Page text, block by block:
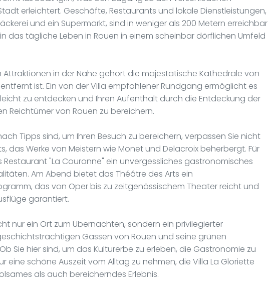
erleichtert. Geschäfte, Restaurants und lokale Dienstleistungen,
und ein Supermarkt, sind in weniger als 200 Metern erreichbar
das tägliche Leben in Rouen in einem scheinbar dörflichen Umfeld
Attraktionen in der Nähe gehört die majestätische Kathedrale von
ist. Ein von der Villa empfohlener Rundgang ermöglicht es
zu entdecken und Ihren Aufenthalt durch die Entdeckung der
Reichtümer von Rouen zu bereichern.
Tipps sind, um Ihren Besuch zu bereichern, verpassen Sie nicht
das Werke von Meistern wie Monet und Delacroix beherbergt. Für
"La Couronne" ein unvergessliches gastronomisches
Am Abend bietet das Théâtre des Arts ein
das von Oper bis zu zeitgenössischem Theater reicht und
garantiert.
nur ein Ort zum Übernachten, sondern ein privilegierter
Gassen von Rouen und seine grünen
Sie hier sind, um das Kulturerbe zu erleben, die Gastronomie zu
eine schöne Auszeit vom Alltag zu nehmen, die Villa La Gloriette
als auch bereicherndes Erlebnis.